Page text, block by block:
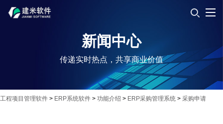
新闻中心
传递实时热点，共享商业价值
工程项目管理软件 > ERP系统软件 > 功能介绍 > ERP采购管理系统 > 采购申请